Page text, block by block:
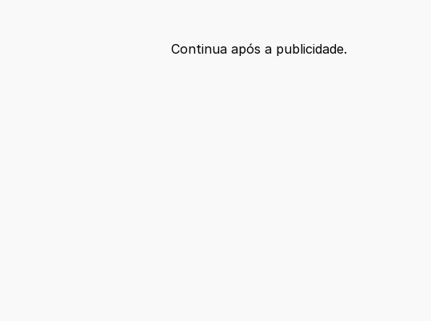
Continua após a publicidade.